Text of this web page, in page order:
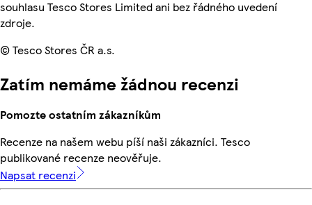
souhlasu Tesco Stores Limited ani bez řádného uvedení
zdroje.
© Tesco Stores ČR a.s.
Zatím nemáme žádnou recenzi
Pomozte ostatním zákazníkům
Recenze na našem webu píší naši zákazníci. Tesco
publikované recenze neověřuje.
Napsat recenzi